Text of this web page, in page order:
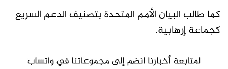
كما طالب البيان الأمم المتحدة بتصنيف الدعم السريع
كجماعة إرهابية.